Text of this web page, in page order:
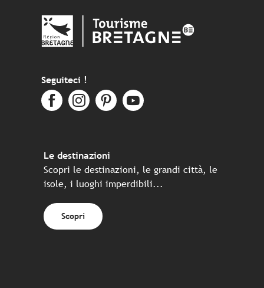
Seguiteci !
Le destinazioni
Scopri le destinazioni, le grandi città, le
isole, i luoghi imperdibili...
Scopri